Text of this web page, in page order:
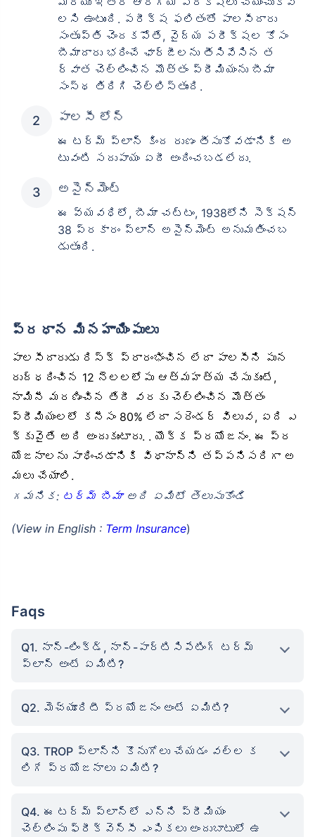
లసి ఉంటుంది. పరీక్ష ఫలితంతో పాలసీదారు
సంతృప్తి చెందకపోతే, వైద్య పరీక్షల కోసం
బీమాదారు భరించే ఛార్జీలను తీసివేసిన త
ర్వాత చెల్లించిన మొత్తం ప్రీమియంను బీమా
సంస్థ తిరిగి చెల్లిస్తుంది.
పాలసీ లోన్
ఈ టర్మ్ ప్లాన్ కింద రుణం తీసుకోవడానికి అ
టువంటి సదుపాయం ఏదీ అందించబడలేదు.
అసైన్‌మెంట్
ఈ వ్యవధిలో, బీమా చట్టం, 1938లోని సెక్షన్
38 ప్రకారం ప్లాన్ అసైన్‌మెంట్ అనుమతించబ
డుతుంది.
ప్రధాన మినహాయింపులు
పాలసీదారుడు రిస్క్ ప్రారంభించిన లేదా పాలసీని పున
రుద్ధరించిన 12 నెలలలోపు ఆత్మహత్య చేసుకుంటే,
నామినీ మరణించిన తేదీ వరకు చెల్లించిన మొత్తం
ప్రీమియంలలో కనీసం 80% లేదా సరెండర్ విలువ, ఏది ఎ
క్కువైతే అది అందుకుంటారు. . యొక్క ప్రయోజనం. ఈ ప్ర
యోజనాలను సాధించడానికి విధానాన్ని తప్పనిసరిగా అ
మలు చేయాలి.
గమనిక: టర్మ్ బీమాఅది ఏమిటో తెలుసుకోండి
(View in English : Term Insurance)
faqs
Q1. నాన్-లింక్డ్, నాన్-పార్టిసిపేటింగ్ టర్మ్
ప్లాన్ అంటే ఏమిటి?
Q2. మెచ్యూరిటీ ప్రయోజనం అంటే ఏమిటి?
Q3. TROP ప్లాన్‌ని కొనుగోలు చేయడం వల్ల క
లిగే ప్రయోజనాలు ఏమిటి?
Q4. ఈ టర్మ్ ప్లాన్‌లో ఎన్ని ప్రీమియం
చెల్లింపు ఫ్రీక్వెన్సీ ఎంపికలు అందుబాటులో ఉ